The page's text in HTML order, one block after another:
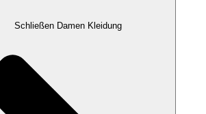
Schließen Damen Kleidung